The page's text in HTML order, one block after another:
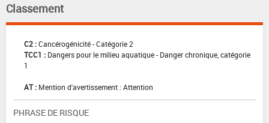
Classement
C2 :Cancérogénicité - Catégorie 2
TCC1 : Dangers pour le milieu aquatique - Danger chronique, catégorie
1
AT : Mention d'avertissement : Attention
PHRASE DE RISQUE